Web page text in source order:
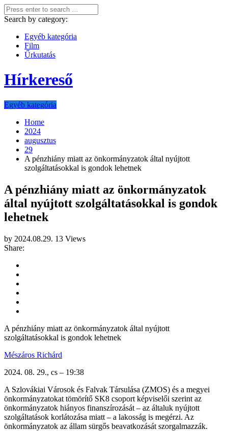
Search by category:
Egyéb kategória
Film
Űrkutatás
Hírkereső
Egyéb kategória
Home
2024
augusztus
29
A pénzhiány miatt az önkormányzatok által nyújtott
szolgáltatásokkal is gondok lehetnek
A pénzhiány miatt az önkormányzatok
által nyújtott szolgáltatásokkal is gondok
lehetnek
by 2024.08.29. 13 Views
Share:
A pénzhiány miatt az önkormányzatok által nyújtott
szolgáltatásokkal is gondok lehetnek
Mészáros Richárd
2024. 08. 29., cs – 19:38
A Szlovákiai Városok és Falvak Társulása (ZMOS) és a megyei
önkormányzatokat tömörítő SK8 csoport képviselői szerint az
önkormányzatok hiányos finanszírozását – az általuk nyújtott
szolgáltatások korlátozása miatt – a lakosság is megérzi. Az
önkormányzatok az állam sürgős beavatkozását szorgalmazzák.